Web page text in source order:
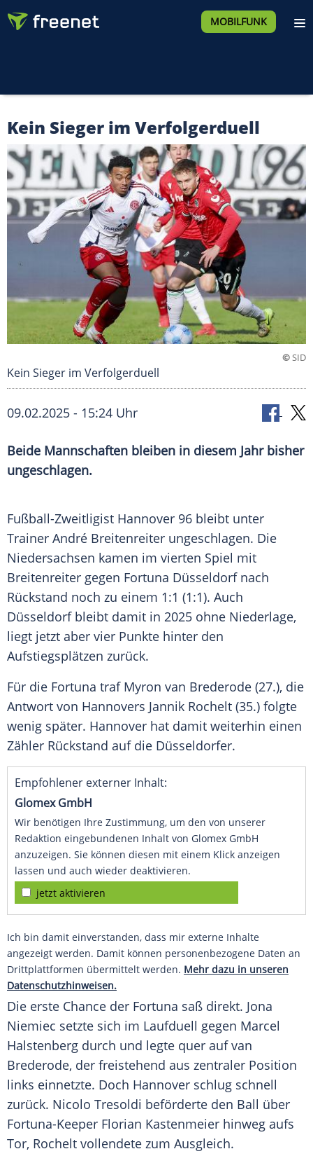
MOBILFUNK
Kein Sieger im Verfolgerduell
©SID
Kein Sieger im Verfolgerduell
09.02.2025 - 15:24 Uhr
Beide Mannschaften bleiben in diesem Jahr bisher
ungeschlagen.
Fußball-Zweitligist Hannover 96 bleibt unter
Trainer André Breitenreiter ungeschlagen. Die
Niedersachsen kamen im vierten Spiel mit
Breitenreiter gegen Fortuna Düsseldorfnach
Rückstand noch zu einem 1:1 (1:1). Auch
Düsseldorf bleibt damit in 2025 ohne Niederlage,
liegt jetzt aber vier Punkte hinter den
Aufstiegsplätzen zurück.
Für die Fortuna traf Myron van Brederode (27.), die
Antwort von Hannovers Jannik Rochelt (35.) folgte
wenig später. Hannover hat damit weiterhin einen
Zähler Rückstand auf die Düsseldorfer.
Empfohlener externer Inhalt:
Glomex GmbH
Wir benötigen Ihre Zustimmung, um den von unserer
Redaktion eingebundenen Inhalt von Glomex GmbH
anzuzeigen. Sie können diesen mit einem Klick anzeigen
lassen und auch wieder deaktivieren.
jetzt aktivieren
Ich bin damit einverstanden, dass mir externe Inhalte
angezeigt werden. Damit können personenbezogene Daten an
Drittplattformen übermittelt werden. Mehr dazu in unseren
Datenschutzhinweisen.
Die erste Chance der Fortuna saß direkt. Jona
Niemiec setzte sich im Laufduell gegen Marcel
Halstenberg durch und legte quer auf van
Brederode, der freistehend aus zentraler Position
links einnetzte. Doch Hannover schlug schnell
zurück. Nicolo Tresoldi beförderte den Ball über
Fortuna-Keeper Florian Kastenmeier hinweg aufs
Tor, Rochelt vollendete zum Ausgleich.